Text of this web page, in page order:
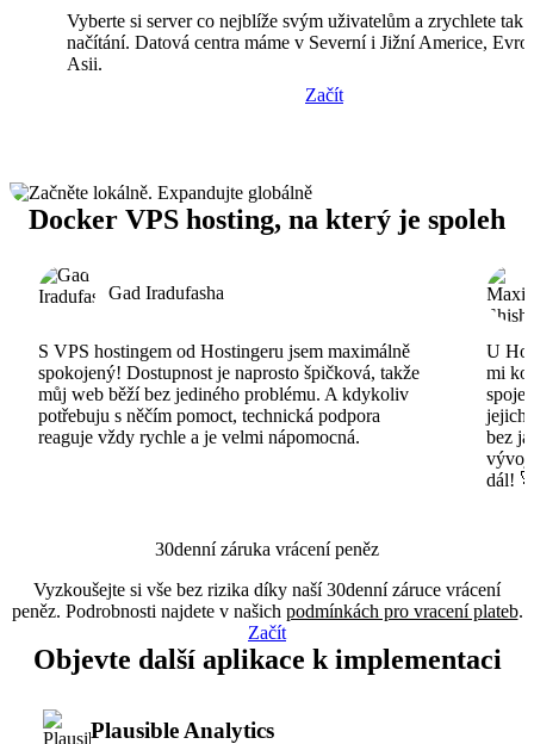
Vyberte si server co nejblíže svým uživatelům a zrychlete tak
načítání. Datová centra máme v Severní i Jižní Americe,
Asii.
Začít
Docker VPS hosting, na který je spoleh
Gad Iradufasha
S VPS hostingem od Hostingeru jsem maximálně
spokojený! Dostupnost je naprosto špičková, takže
můj web běží bez jediného problému. A kdykoliv
potřebuju s něčím pomoct, technická podpora
reaguje vždy rychle a je velmi nápomocná.
U
mi
jejich
bez
dál!
30denní záruka vrácení peněz
Vyzkoušejte si vše bez rizika díky naší 30denní záruce vrácení
peněz. Podrobnosti najdete v našich podmínkách pro vracení plateb.
Začít
Objevte další aplikace k implementaci
Plausible Analytics